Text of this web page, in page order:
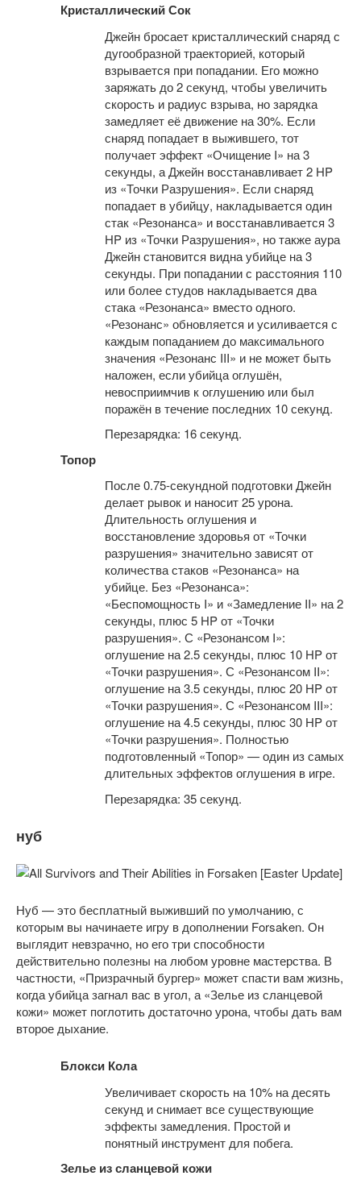
Кристаллический Сок
Джейн бросает кристаллический снаряд с
дугообразной траекторией, который
взрывается при попадании. Его можно
заряжать до 2 секунд, чтобы увеличить
скорость и радиус взрыва, но зарядка
замедляет её движение на 30%. Если
снаряд попадает в выжившего, тот
получает эффект «Очищение I» на 3
секунды, а Джейн восстанавливает 2 HP
из «Точки Разрушения». Если снаряд
попадает в убийцу, накладывается один
стак «Резонанса» и восстанавливается 3
HP из «Точки Разрушения», но также аура
Джейн становится видна убийце на 3
секунды. При попадании с расстояния 110
или более студов накладывается два
стака «Резонанса» вместо одного.
«Резонанс» обновляется и усиливается с
каждым попаданием до максимального
значения «Резонанс III» и не может быть
наложен, если убийца оглушён,
невосприимчив к оглушению или был
поражён в течение последних 10 секунд.
Перезарядка: 16 секунд.
Топор
После 0.75-секундной подготовки Джейн
делает рывок и наносит 25 урона.
Длительность оглушения и
восстановление здоровья от «Точки
разрушения» значительно зависят от
количества стаков «Резонанса» на
убийце. Без «Резонанса»:
«Беспомощность I» и «Замедление II» на 2
секунды, плюс 5 HP от «Точки
разрушения». С «Резонансом I»:
оглушение на 2.5 секунды, плюс 10 HP от
«Точки разрушения». С «Резонансом II»:
оглушение на 3.5 секунды, плюс 20 HP от
«Точки разрушения». С «Резонансом III»:
оглушение на 4.5 секунды, плюс 30 HP от
«Точки разрушения». Полностью
подготовленный «Топор» — один из самых
длительных эффектов оглушения в игре.
Перезарядка: 35 секунд.
нуб
Нуб — это бесплатный выживший по умолчанию, с
которым вы начинаете игру в дополнении Forsaken. Он
выглядит невзрачно, но его три способности
действительно полезны на любом уровне мастерства. В
частности, «Призрачный бургер» может спасти вам жизнь,
когда убийца загнал вас в угол, а «Зелье из сланцевой
кожи» может поглотить достаточно урона, чтобы дать вам
второе дыхание.
Блокси Кола
Увеличивает скорость на 10% на десять
секунд и снимает все существующие
эффекты замедления. Простой и
понятный инструмент для побега.
Зелье из сланцевой кожи